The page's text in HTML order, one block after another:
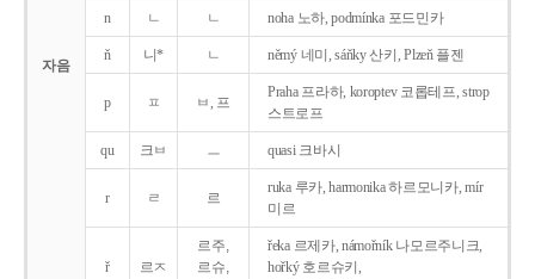
자음
n ㄴ ㄴ noha 노하, podmínka 포드민카
ň 니* ㄴ němý 네미, sáňky 산키, Plzeň 플젠
p ㅍ ㅂ, 프
Praha 프라하, koroptev 코롭테프, strop
스트로프
qu 크ㅂ ㅡ quasi 크바시
r ㄹ 르
ruka 루카, harmonika 하르모니카, mír
미르
ř 르ㅈ
르주,
르슈,
řeka 르제카, námořník 나모르주니크,
hořký 호르슈키,